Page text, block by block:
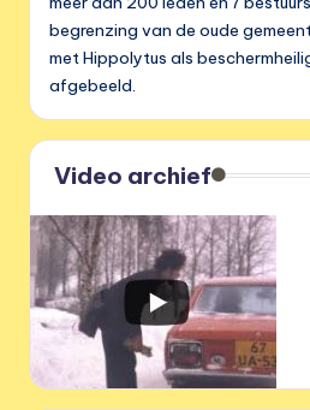
begrenzing van de oude
met Hippolytus als
afgebeeld.
Video archief